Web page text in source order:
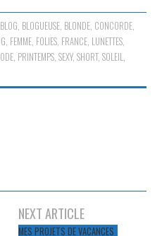
BLOG, BLOGUEUSE, BLONDE, CONCORDE,
, FEMME, FOLIES, FRANCE, LUNETTES,
, PRINTEMPS,SEXY,SHORT,SOLEIL,
NEXT ARTICLE
MES PROJETS DE VACANCES